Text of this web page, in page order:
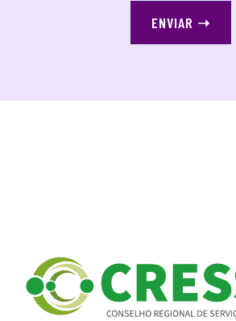
ENVIAR ➝